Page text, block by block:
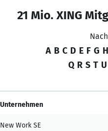
21 Mio. XING
A B C D E F G H
Q R S T U
Unternehmen
New Work SE